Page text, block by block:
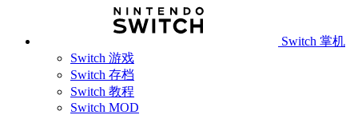
Switch 掌机
Switch 游戏
Switch 存档
Switch 教程
Switch MOD